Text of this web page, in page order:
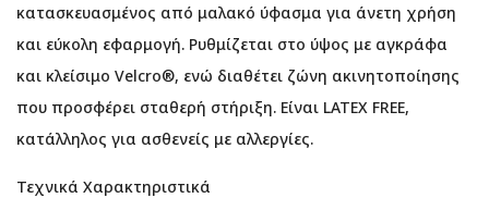
κατασκευασμένος από μαλακό ύφασμα για άνετη χρήση
και εύκολη εφαρμογή. Ρυθμίζεται στο ύψος με αγκράφα
και κλείσιμο Velcro®, ενώ διαθέτει ζώνη ακινητοποίησης
που προσφέρει σταθερή στήριξη. Είναι LATEX FREE,
κατάλληλος για ασθενείς με αλλεργίες.
Τεχνικά Χαρακτηριστικά